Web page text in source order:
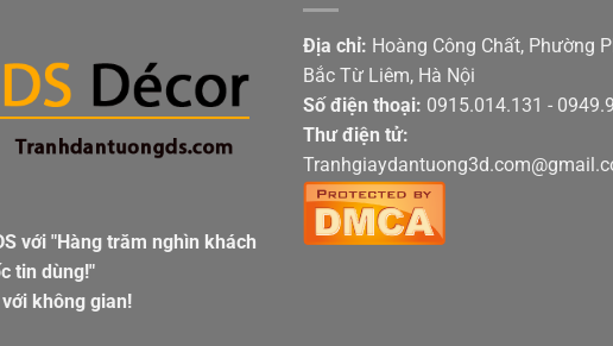
với "Hàng trăm nghìn khách
tin dùng!"
với không gian!
Địa chỉ: Hoàng Công Chất, Phường
Bắc Từ Liêm, Hà Nội
Số điện thoại: 0915.014.131 -
Thư điện tử: